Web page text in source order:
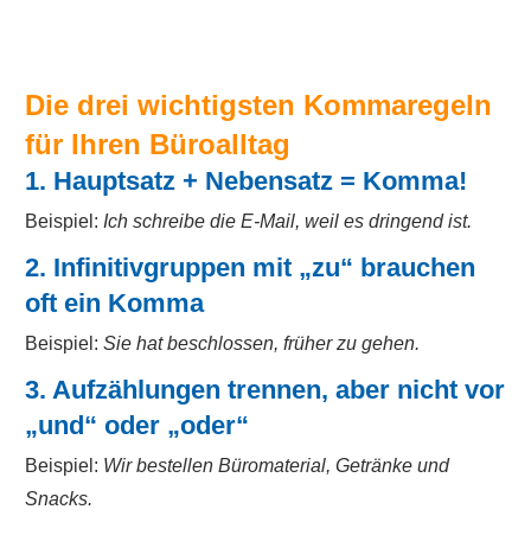
Die drei wichtigsten Kommaregeln
für Ihren Büroalltag
1. Hauptsatz + Nebensatz = Komma!
Beispiel: Ich schreibe die E-Mail, weil es dringend ist.
2. Infinitivgruppen mit „zu“ brauchen
oft ein Komma
Beispiel: Sie hat beschlossen, früher zu gehen.
3. Aufzählungen trennen, aber nicht vor
„und“ oder „oder“
Beispiel: Wir bestellen Büromaterial, Getränke und
Snacks.